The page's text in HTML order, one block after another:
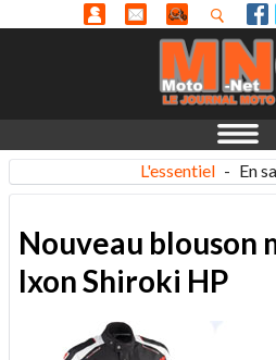
L'essentiel - En
Nouveau blouson
Ixon Shiroki HP